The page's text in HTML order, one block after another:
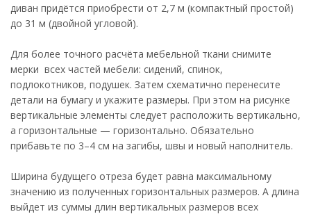
диван придётся приобрести от 2,7 м (компактный простой)
до 31 м (двойной угловой).
Для более точного расчёта мебельной ткани снимите
мерки всех частей мебели: сидений, спинок,
подлокотников, подушек. Затем схематично перенесите
детали на бумагу и укажите размеры. При этом на рисунке
вертикальные элементы следует расположить вертикально,
а горизонтальные — горизонтально. Обязательно
прибавьте по 3–4 см на загибы, швы и новый наполнитель.
Ширина будущего отреза будет равна максимальному
значению из полученных горизонтальных размеров. А длина
выйдет из суммы длин вертикальных размеров всех